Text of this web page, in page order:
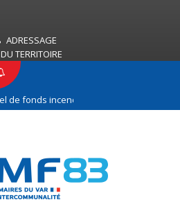
ADRESSAGE
TERRITOIRE
incendies de forêt